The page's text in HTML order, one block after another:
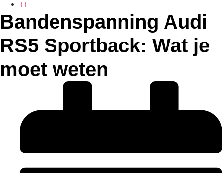
TT
Bandenspanning Audi
RS5 Sportback: Wat je
moet weten